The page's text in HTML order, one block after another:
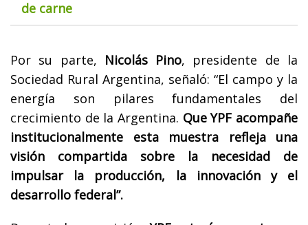
de carne
Por su parte, Nicolás Pino, presidente de la
Sociedad Rural Argentina, señaló: “El campo y la
energía son pilares fundamentales del
crecimiento de la Argentina. Que YPF acompañe
institucionalmente esta muestra refleja una
visión compartida sobre la necesidad de
impulsar la producción, la innovación y el
desarrollo federal”.